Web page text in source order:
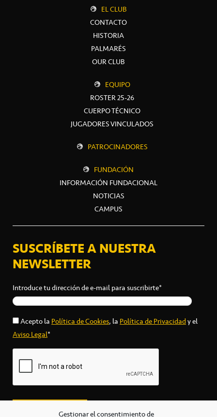
Gestionar el consentimiento de
EL CLUB
CONTACTO
HISTORIA
PALMARÉS
OUR CLUB
EQUIPO
ROSTER 25-26
CUERPO TÉCNICO
JUGADORES VINCULADOS
PATROCINADORES
FUNDACIÓN
INFORMACIÓN FUNDACIONAL
NOTICIAS
CAMPUS
SUSCRÍBETE A NUESTRA
NEWSLETTER
Introduce tu dirección de e-mail para suscribirte*
Acepto laPolítica de Cookies, laPolítica de Privacidady el
Aviso Legal*